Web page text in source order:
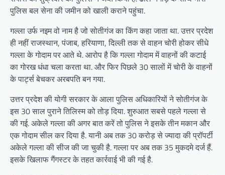
पुलिस बल सेना की जमीन को खाली कराने पहुंचा.
गल्ला उर्फ नइम वो नाम है जो सोतीगंज का किंग कहा जाता था. उत्तर प्रदेश
ही नहीं राजस्थान, पंजाब, हरियाणा, दिल्ली तक से वाहन चोरी होकर सीधे
गल्ला के गोदाम पर आते थे. आरोप है कि गल्ला गोदाम में वाहनों की कटाई
का गोरख धंधा चला करता था. और फिर पिछले 30 सालों में चोरी के वाहनों
के पार्ट्स बेचकर अरबपति बन गया.
उत्तर प्रदेश की योगी सरकार के आला पुलिस अधिकारियों ने सोतीगंज के
इस 30 साल पुराने तिलिस्म को तोड़ दिया. शुरुआत सबसे पहले गल्ला से
की गई. अकेले गल्ला की अगर बात करें तो पुलिस ने इसके तीन मकान और
एक गोदाम सील कर दिया है. यानी अब तक 30 करोड़ से ज्यादा की प्रॉपर्टी
अकेले गल्ला की सीज की जा चुकी है. गल्ला पर अब तक 35 मुकदमे दर्ज हैं.
इसके खिलाफ गैंगस्टर के तहत कार्रवाई भी की गई है.